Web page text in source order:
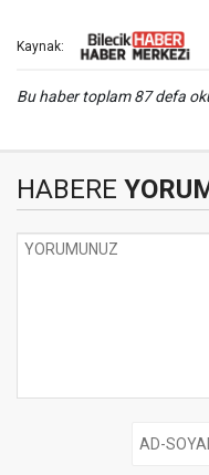
Kaynak:
Bu haber toplam 87 defa
HABERE